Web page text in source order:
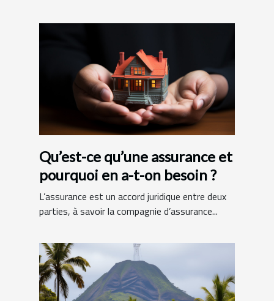
Qu’est-ce qu’une assurance et
pourquoi en a-t-on besoin ?
L’assurance est un accord juridique entre deux
parties, à savoir la compagnie d’assurance...